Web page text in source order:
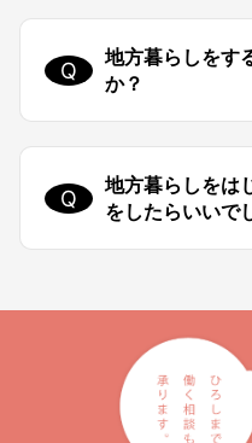
地方暮らしをす
か？
地方暮らしをは
をしたらいいで